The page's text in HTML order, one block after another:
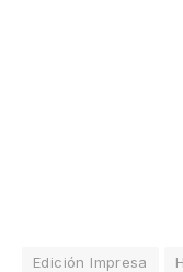
Edición Impresa